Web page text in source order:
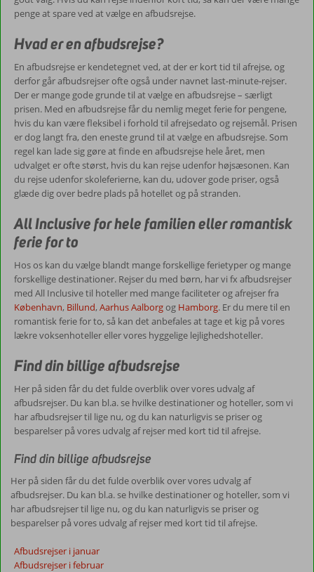
penge at spare ved at vælge en afbudsrejse.
Hvad er en afbudsrejse?
En afbudsrejse er kendetegnet ved, at der er kort tid til afrejse, og
derfor går afbudsrejser ofte også under navnet last-minute-rejser.
Der er mange gode grunde til at vælge en afbudsrejse – særligt
prisen. Med en afbudsrejse får du nemlig meget ferie for pengene,
hvis du kan være fleksibel i forhold til afrejsedato og rejsemål. Prisen
er dog langt fra, den eneste grund til at vælge en afbudsrejse. Som
regel kan lade sig gøre at finde en afbudsrejse hele året, men
udvalget er ofte størst, hvis du kan rejse udenfor højsæsonen. Kan
du rejse udenfor skoleferierne, kan du, udover gode priser, også
glæde dig over bedre plads på hotellet og på stranden.
All Inclusive for hele familien eller romantisk
ferie for to
Hos os kan du vælge blandt mange forskellige ferietyper og mange
forskellige destinationer. Rejser du med børn, har vi fx afbudsrejser
med All Inclusive til hoteller med mange faciliteter og afrejser fra
København, Billund, AarhusAalborgog Hamborg. Er du mere til en
romantisk ferie for to, så kan det anbefales at tage et kig på vores
lækre voksenhoteller eller vores hyggelige lejlighedshoteller.
Find din billige afbudsrejse
Her på siden får du det fulde overblik over vores udvalg af
afbudsrejser. Du kan bl.a. se hvilke destinationer og hoteller, som vi
har afbudsrejser til lige nu, og du kan naturligvis se priser og
besparelser på vores udvalg af rejser med kort tid til afrejse.
Find din billige afbudsrejse
Her på siden får du det fulde overblik over vores udvalg af
afbudsrejser. Du kan bl.a. se hvilke destinationer og hoteller, som vi
har afbudsrejser til lige nu, og du kan naturligvis se priser og
besparelser på vores udvalg af rejser med kort tid til afrejse.
Afbudsrejser i januar
Afbudsrejser i februar